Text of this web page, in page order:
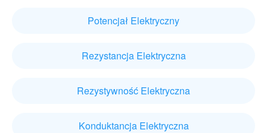
Potencjał Elektryczny
Rezystancja Elektryczna
Rezystywność Elektryczna
Konduktancja Elektryczna